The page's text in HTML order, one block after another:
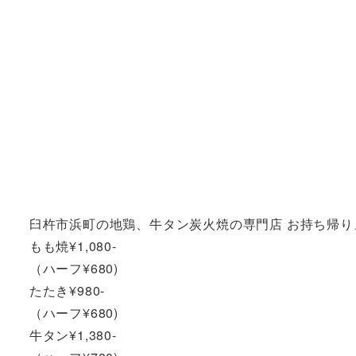
臼杵市浜町の地鶏、牛タン炭火焼の専門店 お持ち帰り
もも焼¥1,080-
（ハーフ¥680)
たたき¥980-
（ハーフ¥680)
牛タン¥1,380-